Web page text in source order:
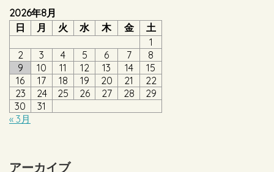
2026年8月
日
月 火 水 木 金
土
1
2
3 4 5 6 7
8
9
10 11 12 13 14
15
16
17 18 19 20 21
22
23
24 25 26 27 28
29
30
31
« 3月
アーカイブ